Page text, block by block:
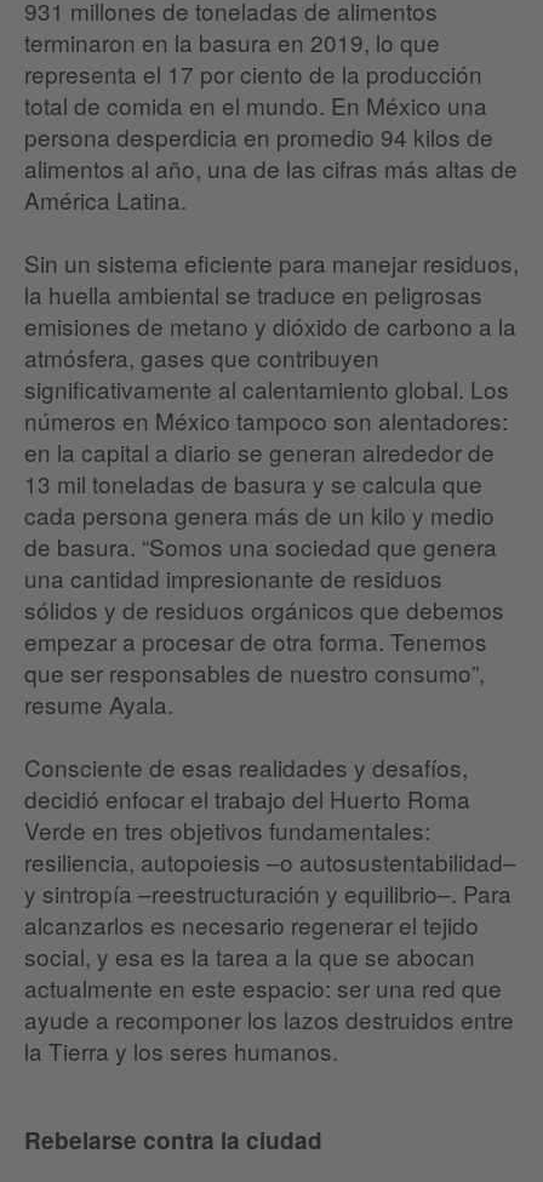
931 millones de toneladas de alimentos
terminaron en la basura en 2019, lo que
representa el 17 por ciento de la producción
total de comida en el mundo. En México una
persona desperdicia en promedio 94 kilos de
alimentos al año, una de las cifras más altas de
América Latina.
Sin un sistema eficiente para manejar residuos,
la huella ambiental se traduce en peligrosas
emisiones de metano y dióxido de carbono a la
atmósfera, gases que contribuyen
significativamente al calentamiento global. Los
números en México tampoco son alentadores:
en la capital a diario se generan alrededor de
13 mil toneladas de basura y se calcula que
cada persona genera más de un kilo y medio
de basura. “Somos una sociedad que genera
una cantidad impresionante de residuos
sólidos y de residuos orgánicos que debemos
empezar a procesar de otra forma. Tenemos
que ser responsables de nuestro consumo”,
resume Ayala.
Consciente de esas realidades y desafíos,
decidió enfocar el trabajo del Huerto Roma
Verde en tres objetivos fundamentales:
resiliencia, autopoiesis –o autosustentabilidad–
y sintropía –reestructuración y equilibrio–. Para
alcanzarlos es necesario regenerar el tejido
social, y esa es la tarea a la que se abocan
actualmente en este espacio: ser una red que
ayude a recomponer los lazos destruidos entre
la Tierra y los seres humanos.
Rebelarse contra la ciudad